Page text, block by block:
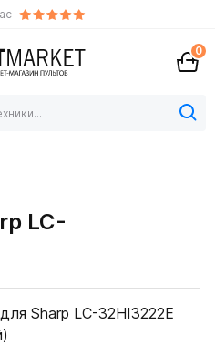
0
LC-
Sharp LC-32HI3222E